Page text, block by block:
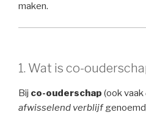
maken.
1. Wat is co-
Bij co-ouderschap (ook vaak
afwisselend verblijf